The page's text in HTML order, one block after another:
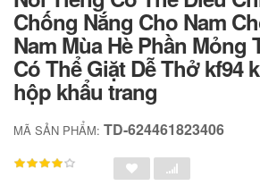
Chống Nắng Cho Nam
Nam Mùa Hè Phần Mỏng
Có Thể Giặt Dễ Thở kf94
hộp khẩu trang
MÃ SẢN PHẨM: TD-624461823406